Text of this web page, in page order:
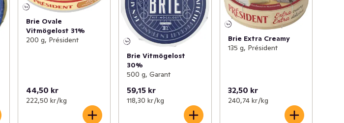
Brie Ovale
Vitmögelost 31%
200 g, Président
44,50 kr
222,50 kr /kg
Brie Vitmögelost
30%
500 g, Garant
59,15 kr
118,30 kr /kg
Brie Extra Creamy
135 g, Président
32,50 kr
240,74 kr /kg